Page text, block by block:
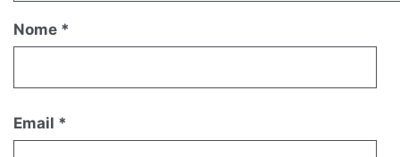
Nome *
Email *